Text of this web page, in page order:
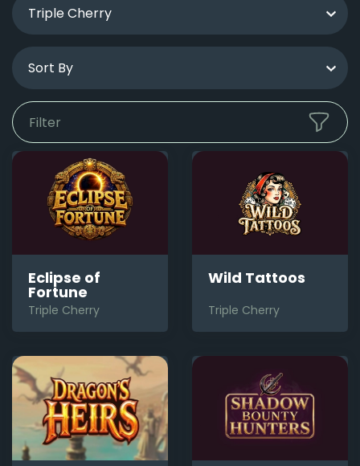
Filter
Eclipse of
Fortune
Triple Cherry
Wild Tattoos
Triple Cherry